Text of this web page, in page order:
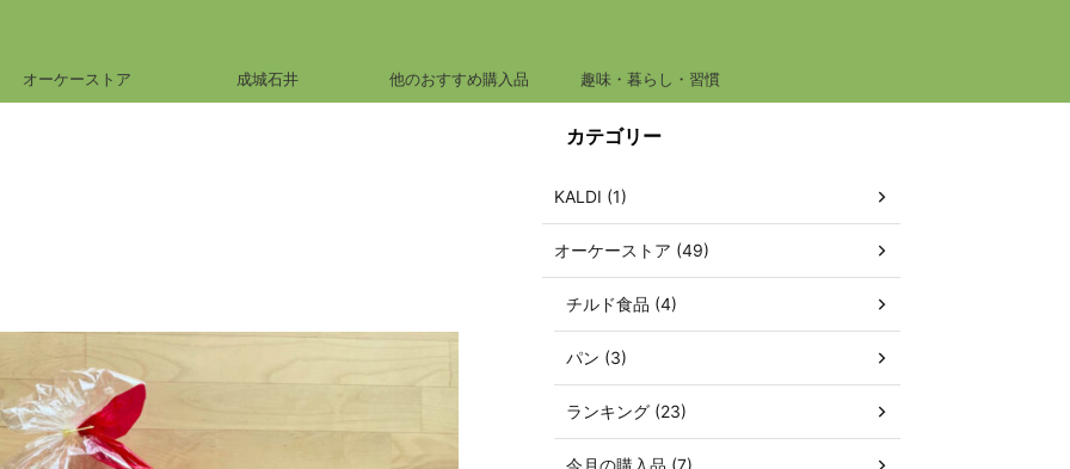
オーケーストア 成城石井 他のおすすめ購入品 趣味・暮らし・習慣
カテゴリー
KALDI (1)
オーケーストア (49)
チルド食品 (4)
パン (3)
ランキング (23)
今月の購入品 (7)